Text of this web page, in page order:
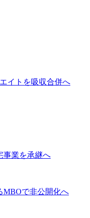
イトを吸収合併へ
事業を承継へ
MBOで非公開化へ